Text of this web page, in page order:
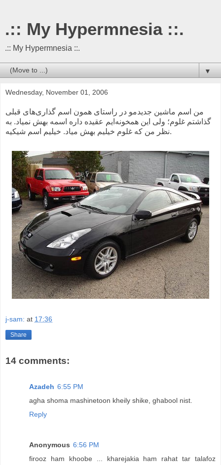
.:: My Hypermnesia ::.
.:: My Hypermnesia ::.
▼
Wednesday, November 01, 2006
من اسم ماشین جدیدمو در راستای همون اسم گذاری‌های قبلی
گذاشتم غلوم؛ ولی این همخونه‌ایم عقیده داره اسمه بهش نمیاد. به
نظر من که غلوم خیلیم بهش میاد. خیلیم اسم شیکیه.
j-sam: at 17:36
Share
14 comments:
Azadeh 6:55 PM
agha shoma mashinetoon kheily shike, ghabool nist.
Reply
Anonymous 6:56 PM
firooz ham khoobe ... kharejakia ham rahat tar talafoz